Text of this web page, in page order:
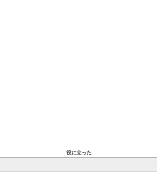
役に立った